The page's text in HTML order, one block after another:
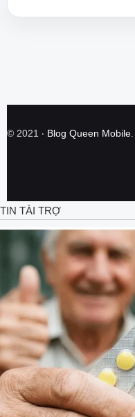
© 2021 ‧ Blog Queen Mobile